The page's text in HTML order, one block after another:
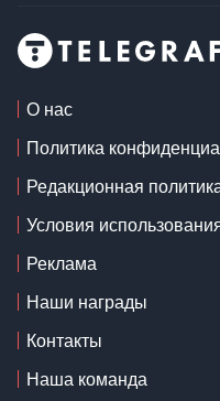
О нас
Политика
Редакционная
Условия
Реклама
Наши награды
Контакты
Наша команда